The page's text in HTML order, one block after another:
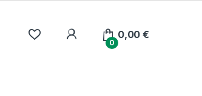
My Account
0
0,00€